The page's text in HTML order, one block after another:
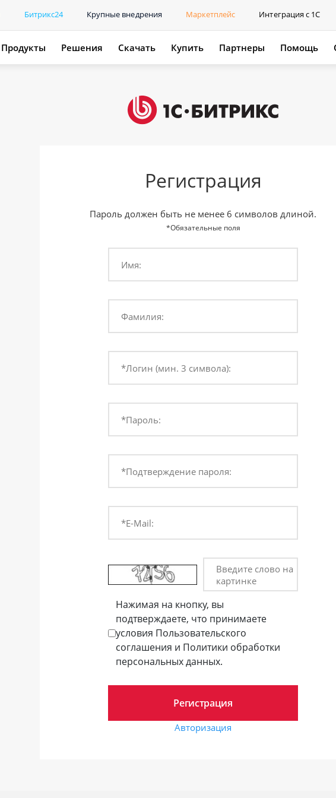
Битрикс24 Крупные внедрения Маркетплейс Интеграция с 1С
Продукты Решения Скачать Купить Партнеры Помощь
Регистрация
Пароль должен быть не менее 6 символов длиной.
*Обязательные поля
Имя:
Фамилия:
*Логин (мин. 3 символа):
*Пароль:
*Подтверждение пароля:
*E-Mail:
Введите слово на
картинке
Нажимая на кнопку, вы
подтверждаете, что принимаете
условия Пользовательского
соглашения и Политики обработки
персональных данных.
Авторизация